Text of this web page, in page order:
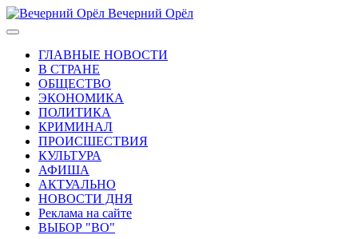
Вечерний Орёл
ГЛАВНЫЕ НОВОСТИ
В СТРАНЕ
ОБЩЕСТВО
ЭКОНОМИКА
ПОЛИТИКА
КРИМИНАЛ
ПРОИСШЕСТВИЯ
КУЛЬТУРА
АФИША
АКТУАЛЬНО
НОВОСТИ ДНЯ
Реклама на сайте
ВЫБОР "ВО"